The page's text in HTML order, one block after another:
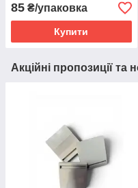
85 ₴/упаковка
Купити
Акційні пропозиції та